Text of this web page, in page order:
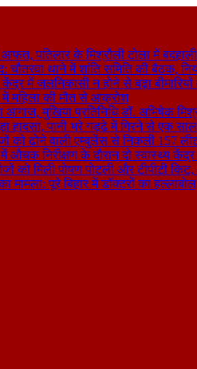
पतिलार के मिश्रौली टोला में
थाने में शांति समिति की बैठक,
में जलनिकासी न होने से बढ़ा बीमारियों
महिला की मौत से आक्रोश
आगाज, मुखिया प्रतिनिधि डॉ. अभिषेक
हादसा, पानी भरे गड्ढे में गिरने से एक
को ढोने वाली एम्बुलेंस से निकली 157
निरीक्षण के दौरान दो स्वास्थ्य केंद्र
को मिली पोषण पोटली और टीपीटी
पूरे बिहार में डॉक्टरों का